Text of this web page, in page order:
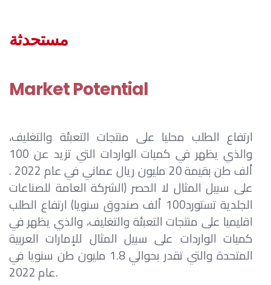
مستحدثة
Market Potential
ارتفاع الطلب محليا على منتجات التعبئة والتغليف،
والذي يظهر في كميات الواردات التي تزيد عن 100
ألف طن بقيمة 20 مليون ريال عماني في عام 2022 .​
على سبيل المثال لا الحصر (الشركة العامة للصناعات
الجلدية تستورد100 ألف صندوق سنويا) ​ ارتفاع الطلب
اقليميا على منتجات التعبئة والتغليف، والذي يظهر في
كميات الواردات على سبيل المثال للإمارات العربية
المتحدة والتي تقدر بحوالي 1.8 مليون طن سنويا في
عام 2022. ​